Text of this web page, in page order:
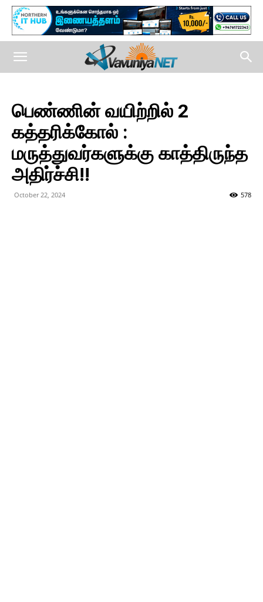
பெண்ணின் வயிற்றில் 2
கத்தரிக்கோல் :
மருத்துவர்களுக்கு காத்திருந்த
அதிர்ச்சி!!
October 22, 2024 578